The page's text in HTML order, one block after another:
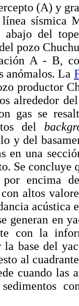
(A) y
sísmica
del
pozo
A - B,
anómalos. La
productor
alrededor
gas se
del
y del
en una
Se concluye
por encima
altos
generan en
con la
base del
al
cuando las